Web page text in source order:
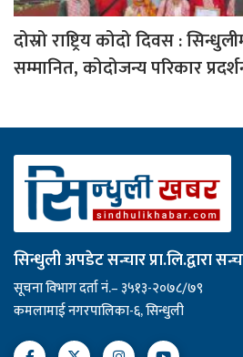
दोस्रो राष्ट्रिय कोदो दिवस :
सम्मानित, कोदोजन्य परिकार
सिन्धुली अपडेट सन्चार प्रा.लि.द्वारा
सूचना विभाग दर्ता नं.– ३५१३-२०७८/७९
कमलामाई नगरपालिका-६, सिन्धुली